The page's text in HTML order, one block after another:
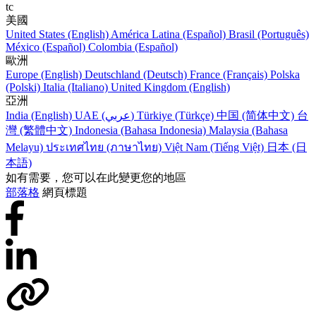
tc
美國
United States (English) América Latina (Español) Brasil (Português)
México (Español) Colombia (Español)
歐洲
Europe (English) Deutschland (Deutsch) France (Français) Polska
(Polski) Italia (Italiano) United Kingdom (English)
亞洲
India (English)
UAE (عربي) Türkiye (Türkçe) 中国 (简体中文) 台
灣 (繁體中文) Indonesia (Bahasa Indonesia) Malaysia (Bahasa
Melayu) ประเทศไทย (ภาษาไทย) Việt Nam (Tiếng Việt) 日本 (日
本語)
如有需要，您可以在此變更您的地區
部落格 網頁標題